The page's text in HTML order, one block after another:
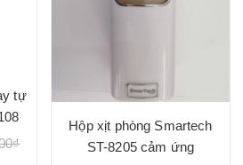
tự
Hộp xịt phòng Smartech
ST-8205 cảm ứng